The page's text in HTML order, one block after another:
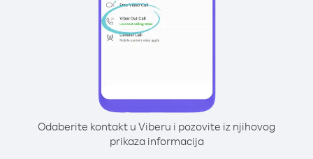
Odaberite kontakt u Viberu i pozovite iz njihovog
prikaza informacija